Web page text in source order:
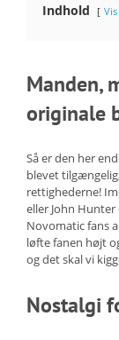
Indhold Vis
Manden,
originale
Så er den her
blevet
rettighederne!
eller John
Novomatic fans
løfte fanen højt
og det skal vi
Nostalgi